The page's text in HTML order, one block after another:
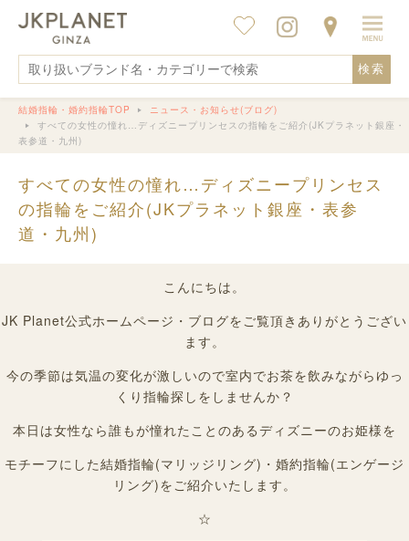
検索
結婚指輪・婚約指輪TOP
ニュース・お知らせ(ブログ)
すべての女性の憧れ…ディズニープリンセスの指輪をご紹介(JKプラネット銀座・
表参道・九州)
すべての女性の憧れ…ディズニープリンセス
の指輪をご紹介(JKプラネット銀座・表参
道・九州)
こんにちは。
JK Planet公式ホームページ・ブログをご覧頂きありがとうござい
ます。
今の季節は気温の変化が激しいので室内でお茶を飲みながらゆっ
くり指輪探しをしませんか？
本日は女性なら誰もが憧れたことのあるディズニーのお姫様を
モチーフにした結婚指輪(マリッジリング)・婚約指輪(エンゲージ
リング)をご紹介いたします。
☆